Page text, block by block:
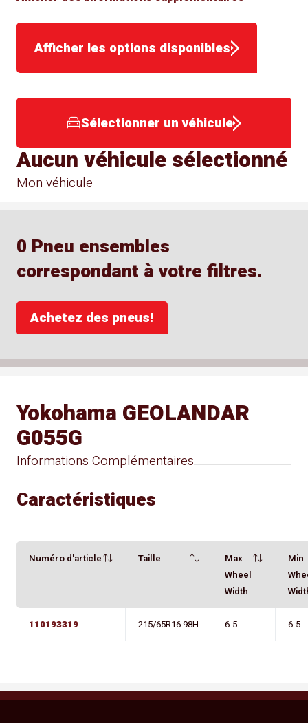
Afficher les options disponibles
Sélectionner un véhicule
Mon véhicule
Aucun véhicule sélectionné
0 Pneu ensembles
correspondant à votre filtres.
Achetez des pneus!
Informations Complémentaires
Yokohama GEOLANDAR
G055G
Caractéristiques
Numéro d'article Taille
Max
Wheel
Width
Min
110193319 215/65R16 98H 6.5 6.5